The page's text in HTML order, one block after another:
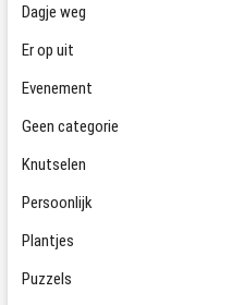
Dagje weg
Er op uit
Evenement
Geen categorie
Knutselen
Persoonlijk
Plantjes
Puzzels